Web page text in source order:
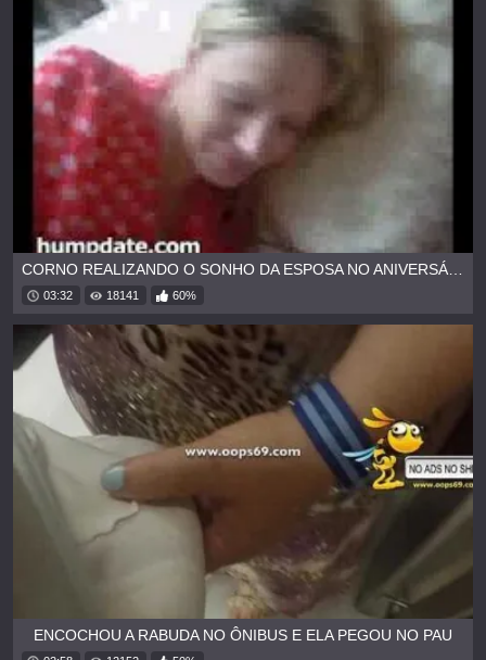
03:32 18141 60%
ENCOCHOU A RABUDA NO ÔNIBUS E ELA PEGOU NO PAU